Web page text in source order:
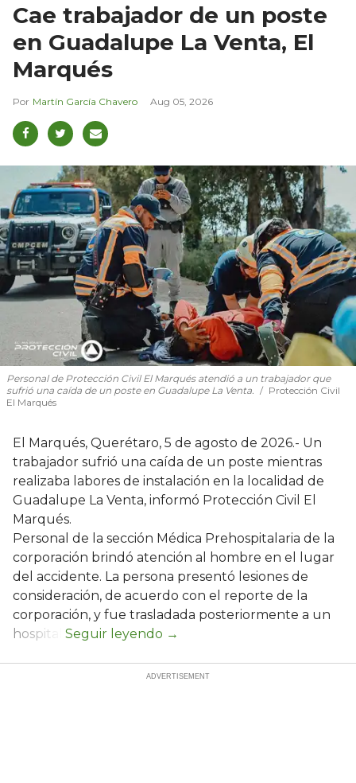
Cae trabajador de un poste
en Guadalupe La Venta, El
Marqués
Martín García Chavero Aug 05, 2026
Personal de Protección Civil El Marqués atendió a un trabajador que
sufrió una caída de un poste en Guadalupe La Venta.
Protección Civil
El Marqués
El Marqués, Querétaro, 5 de agosto de 2026.- Un
trabajador sufrió una caída de un poste mientras
realizaba labores de instalación en la localidad de
Guadalupe La Venta, informó Protección Civil El
Marqués.
Personal de la sección Médica Prehospitalaria de la
corporación brindó atención al hombre en el lugar
del accidente. La persona presentó lesiones de
consideración, de acuerdo con el reporte de la
corporación, y fue trasladada posteriormente a un
hospital.